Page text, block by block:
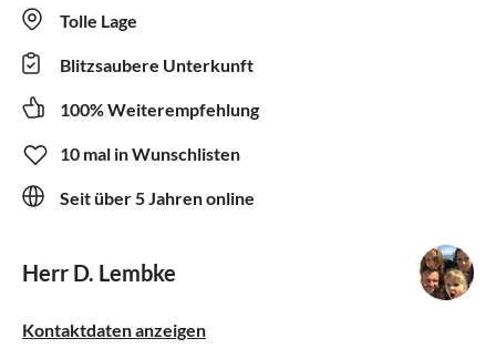
Tolle Lage
Blitzsaubere Unterkunft
100% Weiterempfehlung
10 mal in Wunschlisten
Seit über 5 Jahren online
Herr D. Lembke
Kontaktdaten anzeigen